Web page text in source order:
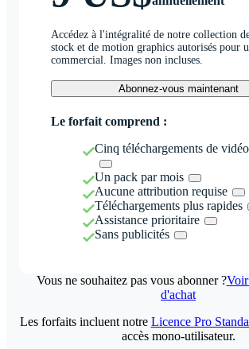
Accédez à l'intégralité de notre collection
stock et de motion graphics autorisés pour
commercial. Images non incluses.
Abonnez-vous maintenant
Le forfait comprend :
Cinq téléchargements de
Un pack par mois
Aucune attribution requise
Téléchargements plus rapides
Assistance prioritaire
Sans publicités
Vous ne souhaitez pas vous abonner ?
d'achat
Les forfaits incluent notre Licence Pro
accès mono-utilisateur.